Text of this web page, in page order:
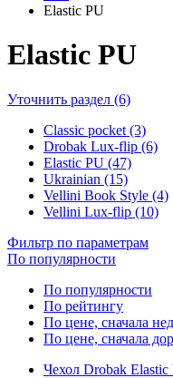
Elastic PU
Elastic PU
Уточнить раздел (6)
Classic pocket (3)
Drobak Lux-flip (6)
Elastic PU (47)
Ukrainian (15)
Vellini Book Style (4)
Vellini Lux-flip (10)
Фильтр по параметрам
По популярности
По популярности
По рейтингу
По цене, сначала
По цене, сначала
Чехол Drobak